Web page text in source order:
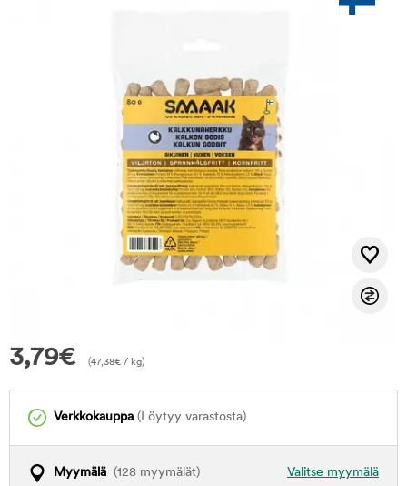
3,79€ (47,38€ / kg)
Verkkokauppa (Löytyy varastosta)
Valitse myymälä
Myymälä (128 myymälät)